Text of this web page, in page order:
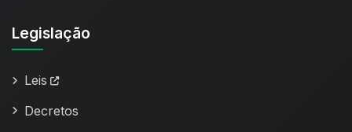
Legislação
Leis
Decretos